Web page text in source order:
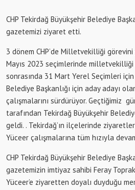
CHP Tekirdağ Büyükşehir Belediye
gazetemizi ziyaret etti.
3 dönem CHP’de Milletvekilliği
Mayıs 2023 seçimlerinde milletvekilliği
sonrasında 31 Mart Yerel Seçimleri
Belediye Başkanlığı için aday adayı
çalışmalarını sürdürüyor. Geçtiğimiz
tarafından Tekirdağ Büyükşehir
geldi. . Tekirdağ’ın ilçelerinde
Yüceer çalışmalarına tüm hızıyla
CHP Tekirdağ Büyükşehir Belediye
gazetemizin imtiyaz sahibi Feray
Yüceer’e ziyaretten doyalı duyduğu